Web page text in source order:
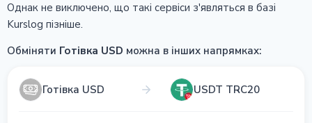
Однак не виключено, що такі сервіси з'являться в базі
Kurslog пізніше.
Обміняти Готівка USD можна в інших напрямках:
Готівка USD USDT TRC20